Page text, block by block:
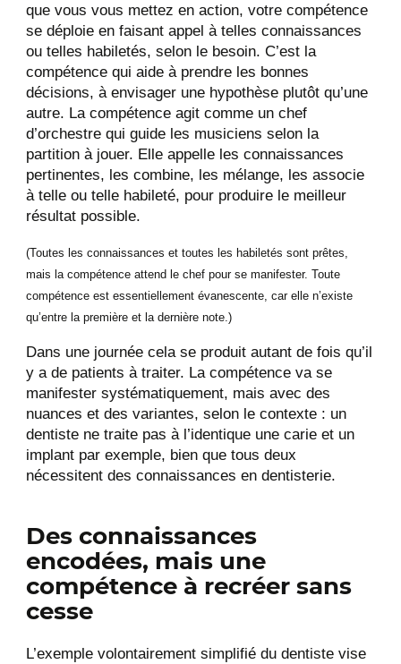
que vous vous mettez en action, votre compétence
se déploie en faisant appel à telles connaissances
ou telles habiletés, selon le besoin. C’est la
compétence qui aide à prendre les bonnes
décisions, à envisager une hypothèse plutôt qu’une
autre. La compétence agit comme un chef
d’orchestre qui guide les musiciens selon la
partition à jouer. Elle appelle les connaissances
pertinentes, les combine, les mélange, les associe
à telle ou telle habileté, pour produire le meilleur
résultat possible.
(Toutes les connaissances et toutes les habiletés sont prêtes,
mais la compétence attend le chef pour se manifester. Toute
compétence est essentiellement évanescente, car elle n’existe
qu’entre la première et la dernière note.)
Dans une journée cela se produit autant de fois qu’il
y a de patients à traiter. La compétence va se
manifester systématiquement, mais avec des
nuances et des variantes, selon le contexte : un
dentiste ne traite pas à l’identique une carie et un
implant par exemple, bien que tous deux
nécessitent des connaissances en dentisterie.
Des connaissances
encodées, mais une
compétence à recréer sans
cesse
L’exemple volontairement simplifié du dentiste vise